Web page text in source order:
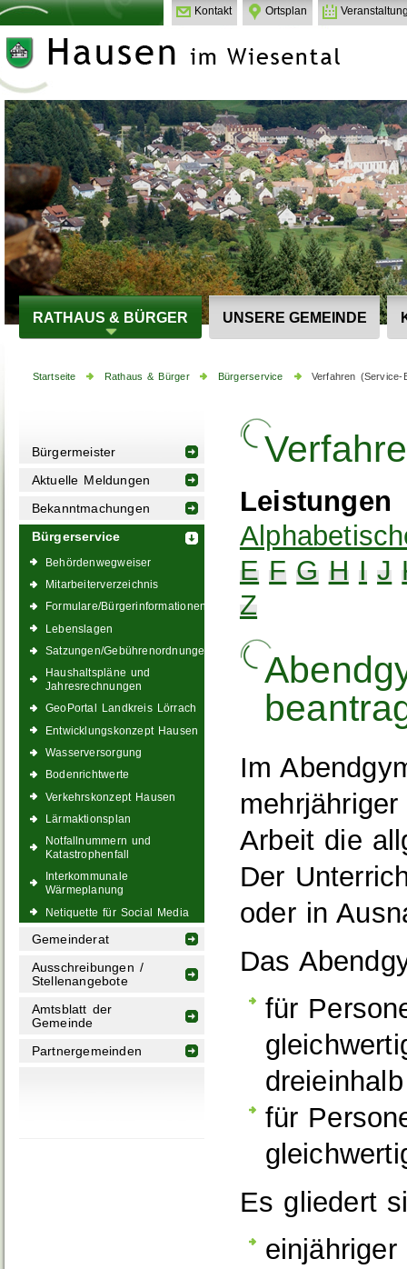
Kontakt Ortsplan
RATHAUS & BÜRGER UNSERE GEMEINDE
Startseite Rathaus & Bürger Bürgerservice Verfahren (Service-
Bürgermeister
Aktuelle Meldungen
Bekanntmachungen
Bürgerservice
Behördenwegweiser
Mitarbeiterverzeichnis
Formulare/Bürgerinformationen
Lebenslagen
Satzungen/Gebührenordnungen
Haushaltspläne und
Jahresrechnungen
GeoPortal Landkreis Lörrach
Entwicklungskonzept Hausen
Wasserversorgung
Bodenrichtwerte
Verkehrskonzept Hausen
Lärmaktionsplan
Notfallnummern und
Katastrophenfall
Interkommunale
Wärmeplanung
Netiquette für Social Media
Gemeinderat
Ausschreibungen /
Stellenangebote
Amtsblatt der
Gemeinde
Partnergemeinden
Leistungen
E F G H I J
Z
Im
Arbeit die
Der
oder in
Das
für
für
Es gliedert